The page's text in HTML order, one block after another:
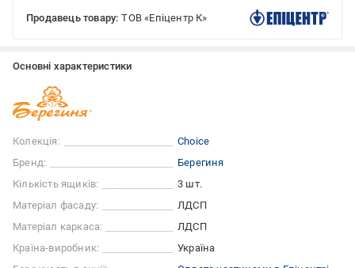
Продавець товару: ТОВ «Епіцентр К»
Основні характеристики
Колекція:
Choice
Бренд:
Берегиня
Кількість ящиків:
3 шт.
Матеріал фасаду:
ЛДСП
Матеріал каркаса:
ЛДСП
Країна-виробник:
Україна